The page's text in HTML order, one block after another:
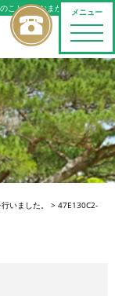
メニュー
toggle
ことならおまかせください
いました。 > 47E130C2-